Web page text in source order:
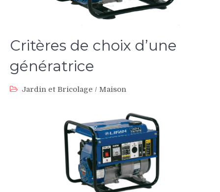
Critères de choix d’une
génératrice
Jardin et Bricolage / Maison